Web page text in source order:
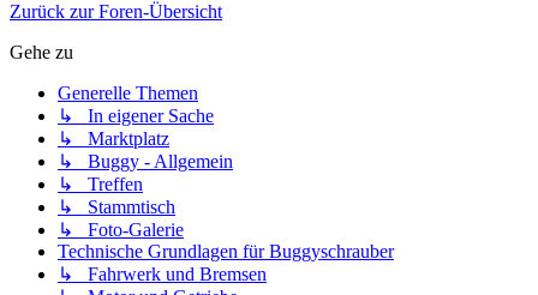
Zurück zur Foren-Übersicht
Gehe zu
Generelle Themen
↳ In eigener Sache
↳ Marktplatz
↳ Buggy - Allgemein
↳ Treffen
↳ Stammtisch
↳ Foto-Galerie
Technische Grundlagen für Buggyschrauber
↳ Fahrwerk und Bremsen